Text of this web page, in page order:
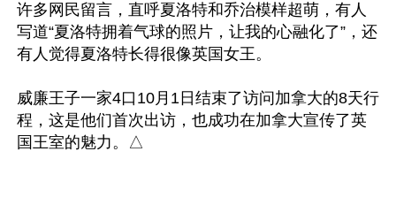
许多网民留言，直呼夏洛特和乔治模样超萌，有人
写道“夏洛特拥着气球的照片，让我的心融化了”，还
有人觉得夏洛特长得很像英国女王。
威廉王子一家4口10月1日结束了访问加拿大的8天行
程，这是他们首次出访，也成功在加拿大宣传了英